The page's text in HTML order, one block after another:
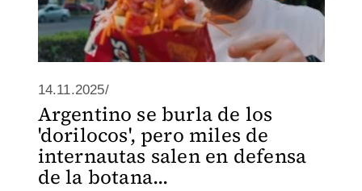
14.11.2025/
Argentino se burla de los
'dorilocos', pero miles de
internautas salen en defensa
de la botana...